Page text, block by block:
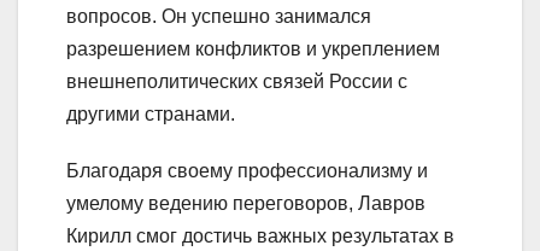
вопросов. Он успешно занимался
разрешением конфликтов и укреплением
внешнеполитических связей России с
другими странами.
Благодаря своему профессионализму и
умелому ведению переговоров, Лавров
Кирилл смог достичь важных результатах в